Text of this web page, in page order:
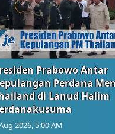
Prabowo Antar
Perdana
di Lanud Halim
2026, 5:00 AM